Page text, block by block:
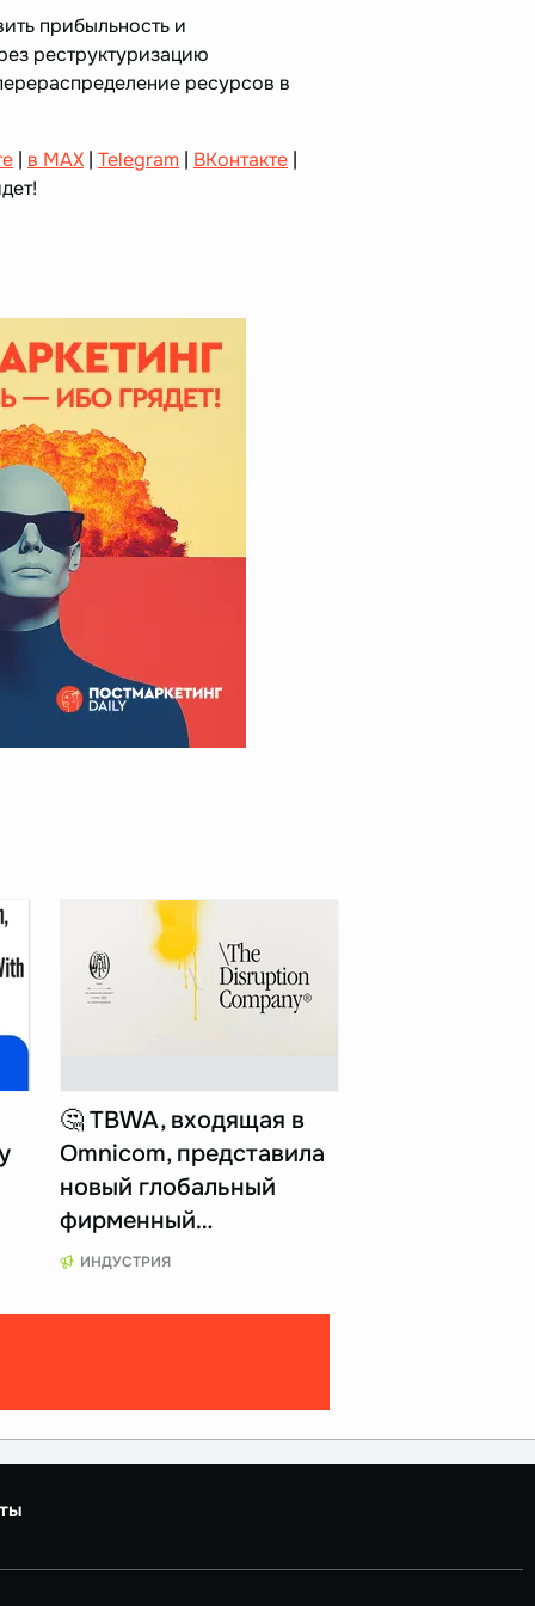
прибыльность и
реструктуризацию
ресурсов в
| в MAX | Telegram | ВКонтакте |
🤔 TBWA, входящая в
Omnicom, представила
новый глобальный
фирменный…
ИНДУСТРИЯ